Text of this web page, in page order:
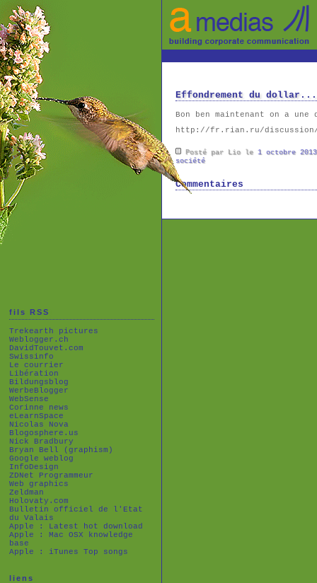
Effondrement du dollar...
Bon ben maintenant on a
http://fr.rian.ru/discussion/
Posté par Lio le 1 octobre 2013
société
Commentaires
fils RSS
Trekearth pictures
Weblogger.ch
DavidTouvet.com
Swissinfo
Le courrier
Libération
Bildungsblog
WerbeBlogger
WebSense
Corinne news
eLearnSpace
Nicolas Nova
Blogosphere.us
Nick Bradbury
Bryan Bell (graphism)
Google weblog
InfoDesign
ZDNet Programmeur
Web graphics
Zeldman
Holovaty.com
Bulletin officiel de l'Etat
du Valais
Apple : Latest hot download
Apple : Mac OSX knowledge
base
Apple : iTunes Top songs
liens